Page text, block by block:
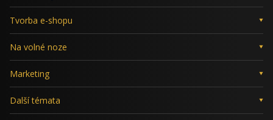
Tvorba e-shopu
Na volné noze
Marketing
Další témata